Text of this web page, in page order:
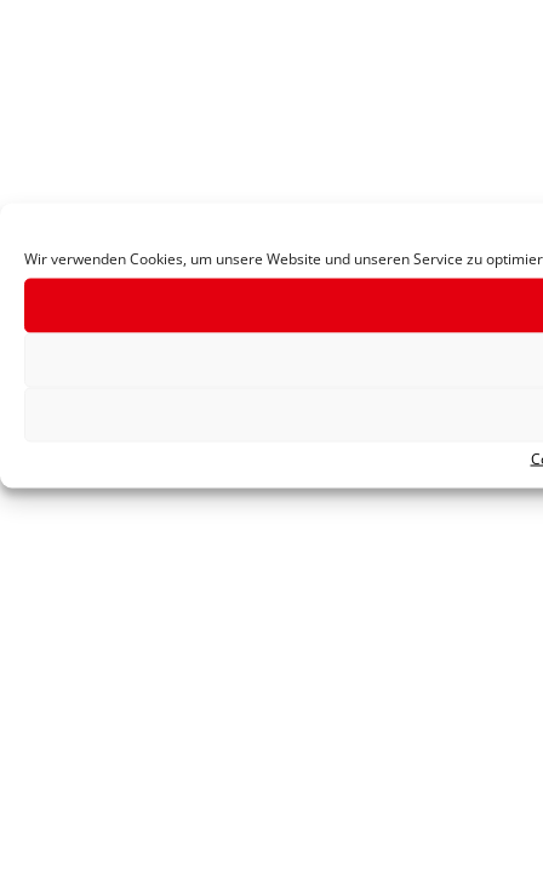
Wir verwenden Cookies, um unsere Website und unseren Service zu